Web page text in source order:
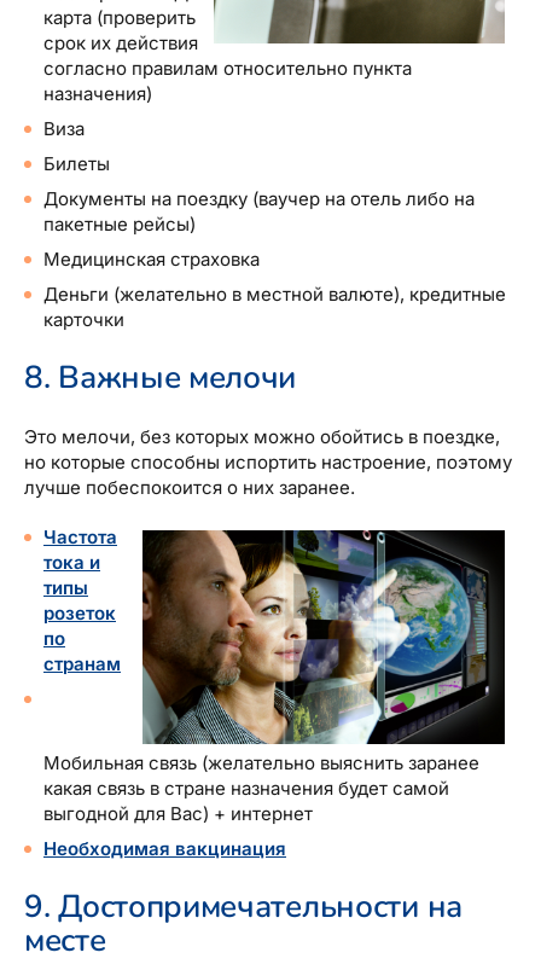
карта (проверить
срок их действия
согласно правилам относительно пункта
назначения)
Виза
Билеты
Документы на поездку (ваучер на отель либо на
пакетные рейсы)
Медицинская страховка
Деньги (желательно в местной валюте), кредитные
карточки
8. Важные мелочи
Это мелочи, без которых можно обойтись в поездке,
но которые способны испортить настроение, поэтому
лучше побеспокоится о них заранее.
Частота
тока и
типы
розеток
по
странам
Мобильная связь (желательно выяснить заранее
какая связь в стране назначения будет самой
выгодной для Вас) + интернет
Необходимая вакцинация
9. Достопримечательности на
месте